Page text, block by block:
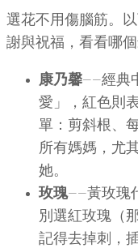
選花不用傷腦筋。
謝與祝福，看看哪
康乃馨——經典
愛」，紅色則
單：剪斜根、
所有媽媽，尤
她。
玫瑰——黃玫瑰
別選紅玫瑰（
記得去掉刺，